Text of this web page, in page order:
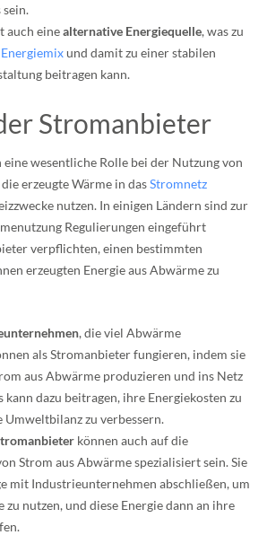
auch einealternative Energiequelle, was zu
Energiemixund damit zu einer stabilen
beitragen kann.
Stromanbieter
wesentliche Rolle bei der Nutzung von
erzeugte Wärme in dasStromnetz
nutzen. In einigen Ländern sind zur
Regulierungen eingeführt
verpflichten, einen bestimmten
erzeugten Energie aus Abwärme zu
, die viel Abwärme
als Stromanbieter fungieren, indem sie
aus Abwärme produzieren und ins Netz
kann dazu beitragen, ihre Energiekosten zu
Umweltbilanz zu verbessern.
können auch auf die
Strom aus Abwärme spezialisiert sein. Sie
mit Industrieunternehmen abschließen, um
zu nutzen, und diese Energie dann an ihre